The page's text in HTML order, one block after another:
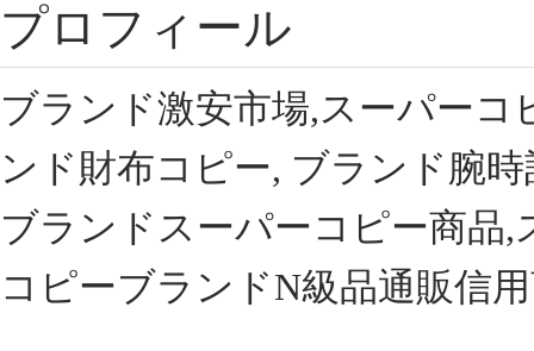
プロフィール
ブランド激安市場,スーパー
ンド財布コピー, ブランド腕
ブランドスーパーコピー商品
コピーブランドN級品通販信